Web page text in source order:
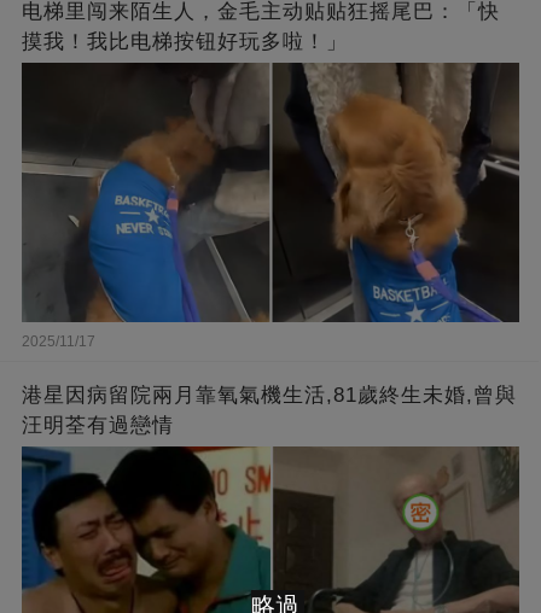
电梯里闯来陌生人，金毛主动贴贴狂摇尾巴：「快
摸我！我比电梯按钮好玩多啦！」
2025/11/17
港星因病留院兩月靠氧氣機生活,81歲終生未婚,曾與
汪明荃有過戀情
略過